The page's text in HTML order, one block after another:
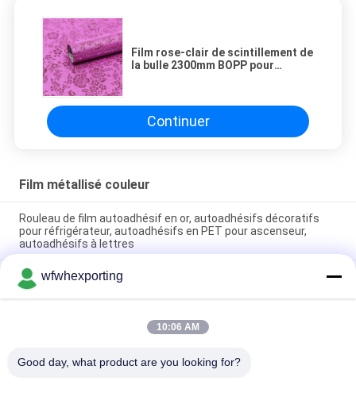
Film rose-clair de scintillement de
la bulle 2300mm BOPP pour
Continuer
Film métallisé couleur
Rouleau de film autoadhésif en or, autoadhésifs décoratifs
pour réfrigérateur, autoadhésifs en PET pour ascenseur,
autoadhésifs à lettres
Exporteur professionnel de films holographiques/lasers Pvc à
180 microns, accepte les produits laser personnalisés et les
produits laser métallisés en Pvc
Film PVC dur / feuille d'emballage de chocolat antistatique
wfwhexporting
10:06 AM
Good day, what product are you looking for?